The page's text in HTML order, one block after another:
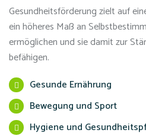
Gesundheitsförderung zielt auf
ein höheres Maß an
ermöglichen und sie damit zur
befähigen.
Gesunde Ernährung
Bewegung und Sport
Hygiene und